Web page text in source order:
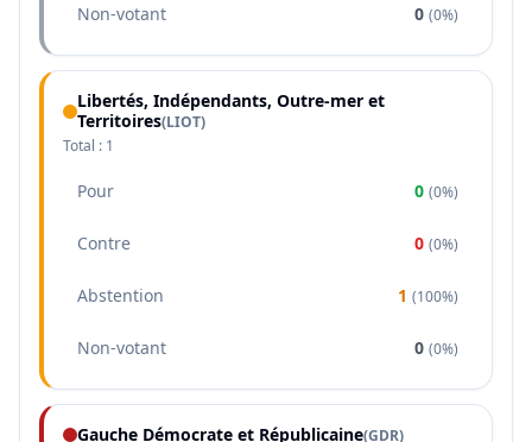
Non-votant 0 (0%)
Libertés, Indépendants, Outre-mer et
Territoires(LIOT)
Total : 1
Pour 0 (0%)
Contre 0 (0%)
Abstention 1 (100%)
Non-votant 0 (0%)
Gauche Démocrate et Républicaine(GDR)